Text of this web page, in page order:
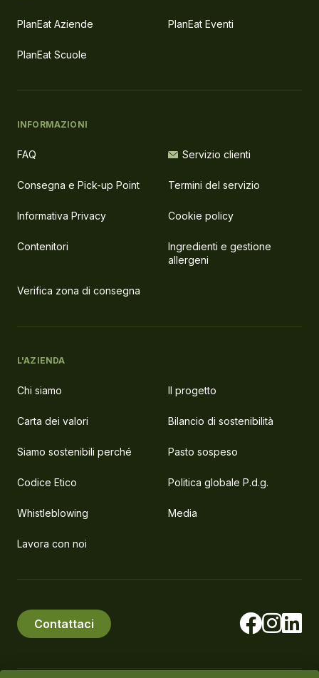
PlanEat Aziende PlanEat Eventi
PlanEat Scuole
INFORMAZIONI
FAQ Servizio clienti
Consegna e Pick-up Point Termini del servizio
Informativa Privacy Cookie policy
Contenitori
Ingredienti e gestione
allergeni
Verifica zona di consegna
L'AZIENDA
Chi siamo Il progetto
Carta dei valori Bilancio di sostenibilità
Siamo sostenibili perché Pasto sospeso
Codice Etico Politica globale P.d.g.
Whistleblowing Media
Lavora con noi
Contattaci